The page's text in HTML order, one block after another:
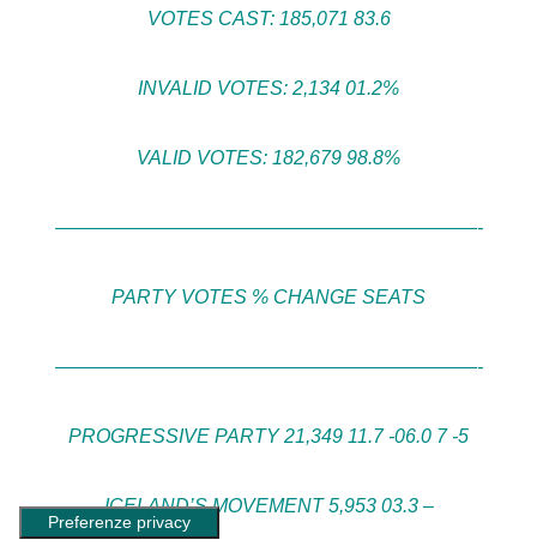
VOTES CAST: 185,071 83.6
INVALID VOTES: 2,134 01.2%
VALID VOTES: 182,679 98.8%
——————————————————————-
PARTY VOTES % CHANGE SEATS
——————————————————————-
PROGRESSIVE PARTY 21,349 11.7 -06.0 7 -5
ICELAND’S MOVEMENT 5,953 03.3 –